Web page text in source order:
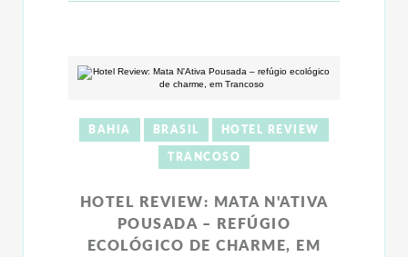
BAHIA BRASIL
HOTEL REVIEW
TRANCOSO
HOTEL REVIEW: MATA N'ATIVA
POUSADA – REFÚGIO
ECOLÓGICO DE CHARME, EM